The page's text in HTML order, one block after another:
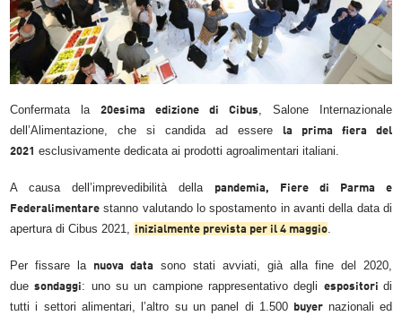
Confermata la 20esima edizione di Cibus
, Salone Internazionale
dell’Alimentazione, che si candida ad esserela prima fiera del
2021 esclusivamente dedicata ai prodotti agroalimentari italiani.
A causa dell’imprevedibilità della pandemia, Fiere di Parma e
Federalimentarestanno valutando lo spostamento in avanti della data di
apertura di Cibus 2021,
inizialmente prevista per il 4 maggio
Per fissare la nuova data
sono stati avviati, già alla fine del 2020,
duesondaggi: uno su un campione rappresentativo degli espositori di
tutti i settori alimentari, l’altro su un panel di 1.500
buyer nazionali ed